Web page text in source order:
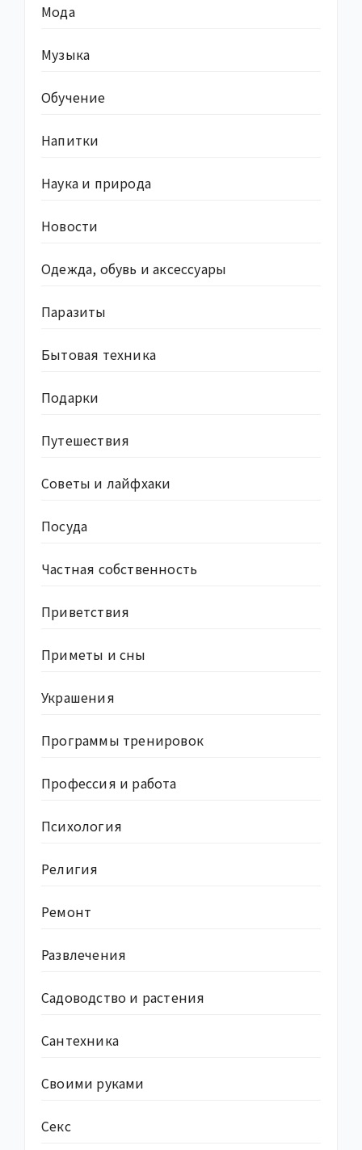
Мода
Музыка
Обучение
Напитки
Наука и природа
Новости
Одежда, обувь и аксессуары
Паразиты
Бытовая техника
Подарки
Путешествия
Советы и лайфхаки
Посуда
Частная собственность
Приветствия
Приметы и сны
Украшения
Программы тренировок
Профессия и работа
Психология
Религия
Ремонт
Развлечения
Садоводство и растения
Сантехника
Своими руками
Секс